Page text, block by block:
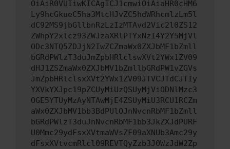
OiAiR0VUIiwKICAgICJ1cmwiOiAiaHR0cHM6
Ly9hcGkueC5ha3MtcHJvZC5hdWRhcmlzLm5l
dC92MS9jbGllbnRzLzIzMTAvd2Vic2l0ZS12
ZWhpY2xlcz93ZWJzaXRlPTYxNzI4Y2Y5MjVl
ODc3NTQ5ZDJjN2IwZCZmaWx0ZXJbMF1bZmll
bGRdPWlzT3duJmZpbHRlclswXVt2YWx1ZV09
dHJ1ZSZmaWx0ZXJbMV1bZmllbGRdPW1vZGVs
JmZpbHRlclsxXVt2YWx1ZV09JTVCJTdCJTIy
YXVkYXJpc19pZCUyMiUzQSUyMjViODNlMzc3
OGE5YTUyMzAyNTAwMjE4ZSUyMiU3RCU1RCZm
aWx0ZXJbMV1bb3BdPUlOJnNvcnRbMF1bZmll
bGRdPWlzT3duJnNvcnRbMF1bb3JkZXJdPURF
U0Mmc29ydFsxXVtmaWVsZF09aXNUb3Amc29y
dFsxXVtvcmRlcl09REVTQyZzb3J0WzJdW2Zp